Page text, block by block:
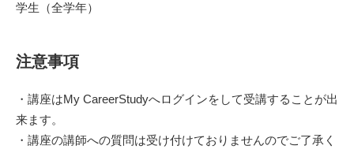
学生（全学年）
注意事項
・講座はMy CareerStudyへログインをして受講することが出
来ます。
・講座の講師への質問は受け付けておりませんのでご了承く